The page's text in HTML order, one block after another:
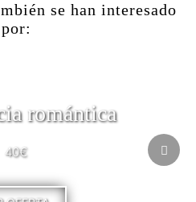
se han interesado
por:
romántica
40€